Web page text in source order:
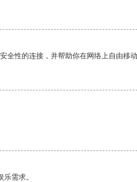
全性的连接，并帮助你在网络上自由移动
需求。